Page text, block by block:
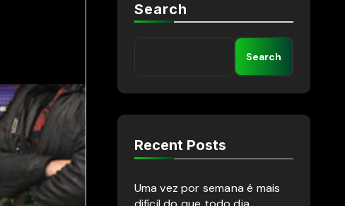
Search
Search
Recent Posts
Uma vez por semana é mais